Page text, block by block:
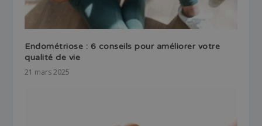
Endométriose : 6 conseils pour améliorer votre
qualité de vie
21 mars 2025